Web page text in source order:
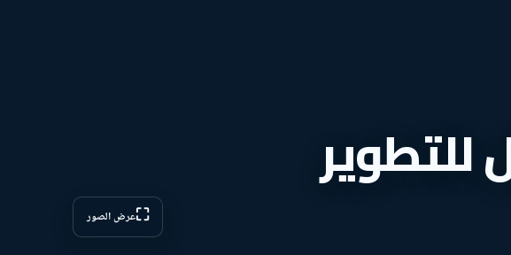
للتطوير
⛶عرض الصور